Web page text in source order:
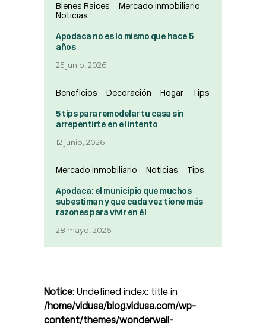
Bienes Raices
Mercado inmobiliario
Noticias
Apodaca no es lo mismo que hace 5
años
25 junio, 2026
Beneficios Decoración Hogar Tips
5 tips para remodelar tu casa sin
arrepentirte en el intento
12 junio, 2026
Mercado inmobiliario Noticias Tips
Apodaca: el municipio que muchos
subestiman y que cada vez tiene más
razones para vivir en él
28 mayo, 2026
Notice: Undefined index: title in
/home/vidusa/blog.vidusa.com/wp-
content/themes/wonderwall-